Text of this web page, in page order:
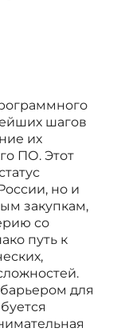
шагов
их
ПО. Этот
но и
закупкам,
со
путь к
для